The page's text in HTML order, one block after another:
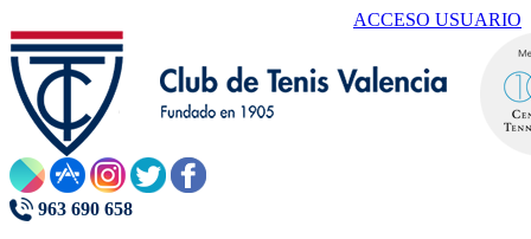
ACCESO USUARIO
963 690 658